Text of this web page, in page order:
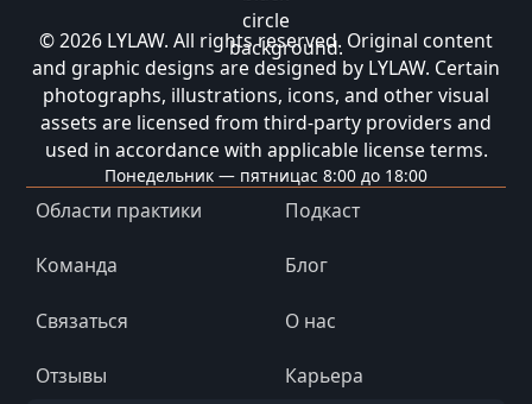
© 2026 LYLAW. All rights reserved. Original content
and graphic designs are designed by LYLAW. Certain
photographs, illustrations, icons, and other visual
assets are licensed from third-party providers and
used in accordance with applicable license terms.
Понедельник — пятницас 8:00 до 18:00
Области практики Подкаст
Команда Блог
Связаться О нас
Отзывы Карьера